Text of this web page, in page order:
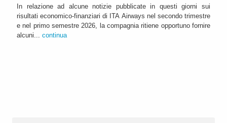
In relazione ad alcune notizie pubblicate in questi giorni sui
risultati economico-finanziari di ITA Airways nel secondo trimestre
e nel primo semestre 2026, la compagnia ritiene opportuno fornire
alcuni... continua